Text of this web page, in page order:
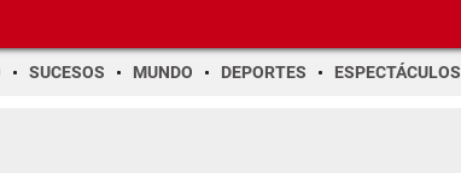
SUCESOS MUNDO DEPORTES ESPECTÁCULOS